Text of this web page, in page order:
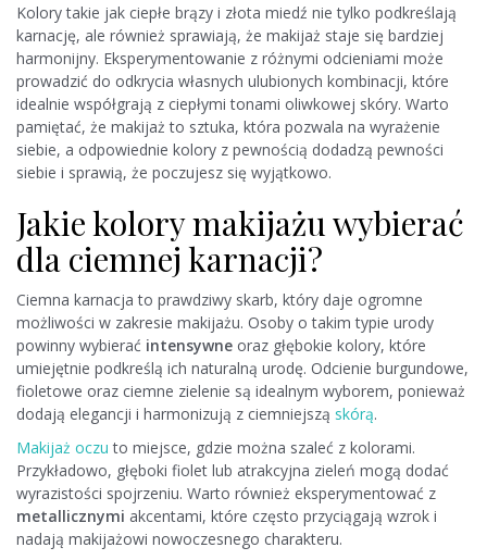
Kolory takie jak ciepłe brązy i złota miedź nie tylko podkreślają
karnację, ale również sprawiają, że makijaż staje się bardziej
harmonijny. Eksperymentowanie z różnymi odcieniami może
prowadzić do odkrycia własnych ulubionych kombinacji, które
idealnie współgrają z ciepłymi tonami oliwkowej skóry. Warto
pamiętać, że makijaż to sztuka, która pozwala na wyrażenie
siebie, a odpowiednie kolory z pewnością dodadzą pewności
siebie i sprawią, że poczujesz się wyjątkowo.
Jakie kolory makijażu wybierać
dla ciemnej karnacji?
Ciemna karnacja to prawdziwy skarb, który daje ogromne
możliwości w zakresie makijażu. Osoby o takim typie urody
powinny wybierać intensywne oraz głębokie kolory, które
umiejętnie podkreślą ich naturalną urodę. Odcienie burgundowe,
fioletowe oraz ciemne zielenie są idealnym wyborem, ponieważ
dodają elegancji i harmonizują z ciemniejszą skórą.
Makijaż oczu to miejsce, gdzie można szaleć z kolorami.
Przykładowo, głęboki fiolet lub atrakcyjna zieleń mogą dodać
wyrazistości spojrzeniu. Warto również eksperymentować z
metallicznymi akcentami, które często przyciągają wzrok i
nadają makijażowi nowoczesnego charakteru.